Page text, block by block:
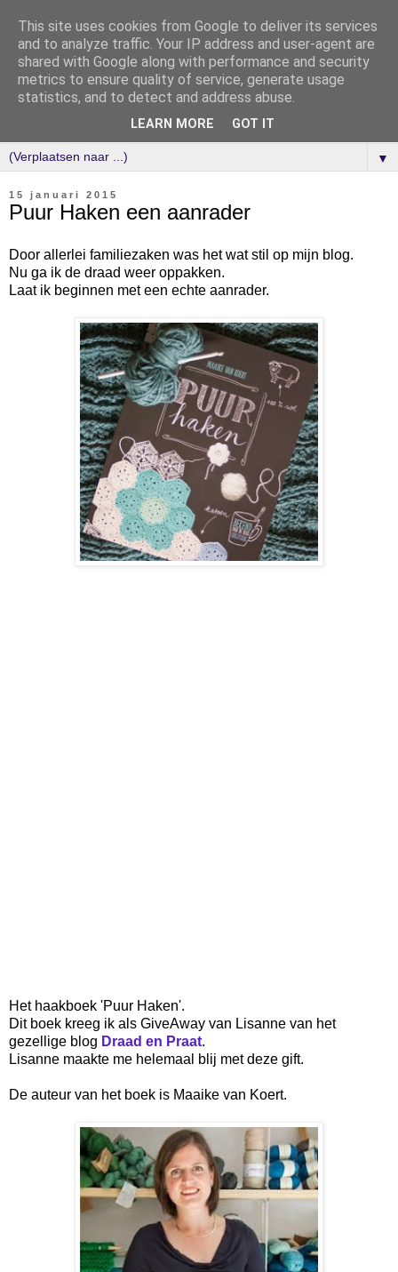
▼
15 januari 2015
Puur Haken een aanrader
Door allerlei familiezaken was het wat stil op mijn blog.
Nu ga ik de draad weer oppakken.
Laat ik beginnen met een echte aanrader.
Het haakboek 'Puur Haken'.
Dit boek kreeg ik als GiveAway van Lisanne van het
gezellige blog Draad en Praat.
Lisanne maakte me helemaal blij met deze gift.
De auteur van het boek is Maaike van Koert.
This site uses cookies from Google to deliver its services
and to analyze traffic. Your IP address and user-agent are
shared with Google along with performance and security
metrics to ensure quality of service, generate usage
statistics, and to detect and address abuse.
LEARN MORE GOT IT